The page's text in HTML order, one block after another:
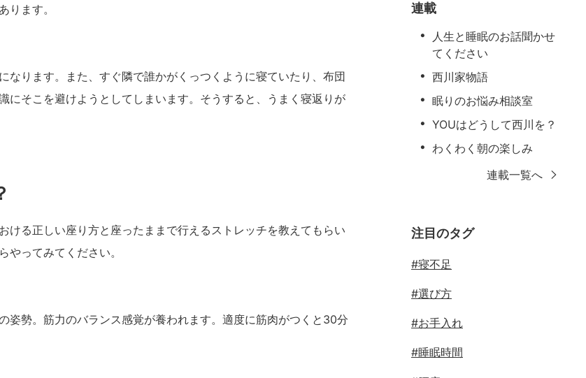
ります。
ります。また、すぐ隣で誰かがくっつくように寝ていたり、布団
そこを避けようとしてしまいます。そうすると、うまく寝返りが
る正しい座り方と座ったままで行えるストレッチを教えてもらい
やってみてください。
姿勢。筋力のバランス感覚が養われます。適度に筋肉がつくと30分
連載
人生と睡眠のお話聞かせ
てください
西川家物語
眠りのお悩み相談室
YOUはどうして西川を？
わくわく朝の楽しみ
連載一覧へ
注目のタグ
#寝不足
#選び方
#お手入れ
#睡眠時間